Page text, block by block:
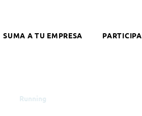
SUMA A TU EMPRESA PARTICIPA
Running